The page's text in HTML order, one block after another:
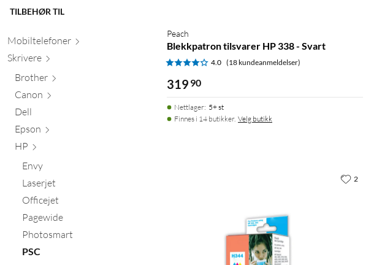
TILBEHØR TIL
Mobiltelefoner
Skrivere
Brother
Canon
Dell
Epson
HP
Envy
Laserjet
Officejet
Pagewide
Photosmart
PSC
Peach
Blekkpatron tilsvarer HP 338 - Svart
4.0 (18 kundeanmeldelser)
319 90
Nettlager: 5+ st
Finnes i 14 butikker. Velg butikk
2